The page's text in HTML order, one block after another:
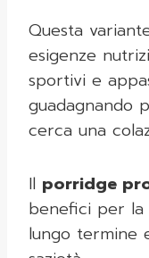
Questa
esigenze
sportivi e
guadagnando
cerca una
Il porridge
benefici per la
lungo termine